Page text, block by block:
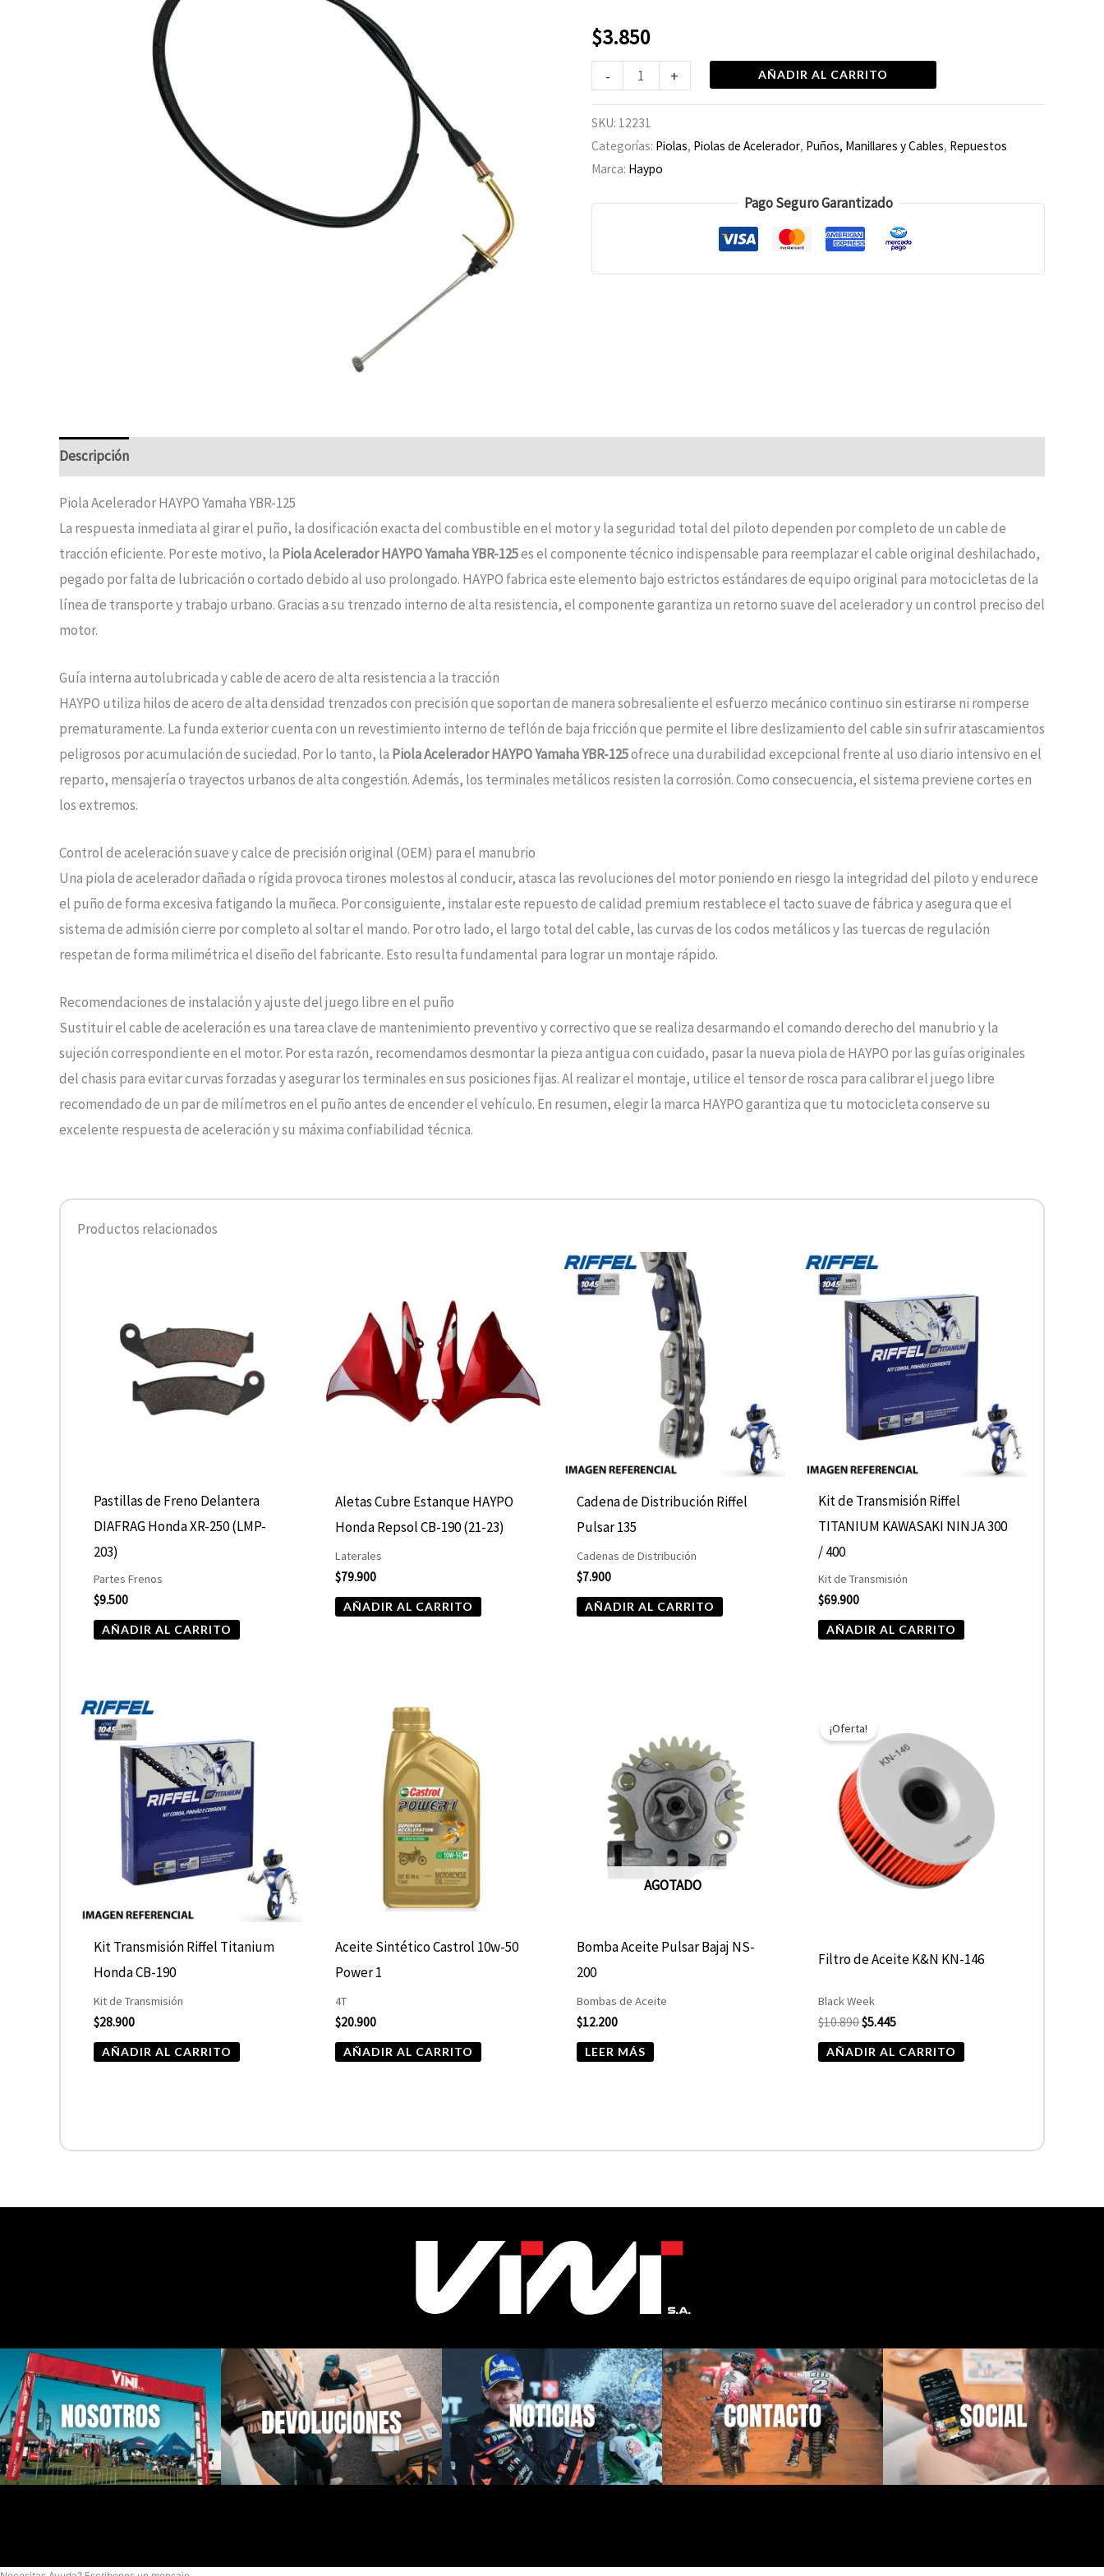
$3.850
-
125
cantidad
+ AÑADIR AL CARRITO
SKU: 12231
Categorías: Piolas, Piolas de Acelerador, Puños, Manillares y Cables, Repuestos
Marca: Haypo
Pago Seguro Garantizado
Descripción
Piola Acelerador HAYPO Yamaha YBR-125
La respuesta inmediata al girar el puño, la dosificación exacta del combustible en el motor y la seguridad total del piloto dependen por completo de un cable de
tracción eficiente. Por este motivo, la Piola Acelerador HAYPO Yamaha YBR-125es el componente técnico indispensable para reemplazar el cable original deshilachado,
pegado por falta de lubricación o cortado debido al uso prolongado. HAYPO fabrica este elemento bajo estrictos estándares de equipo original para motocicletas de la
línea de transporte y trabajo urbano. Gracias a su trenzado interno de alta resistencia, el componente garantiza un retorno suave del acelerador y un control preciso del
motor.
Guía interna autolubricada y cable de acero de alta resistencia a la tracción
HAYPO utiliza hilos de acero de alta densidad trenzados con precisión que soportan de manera sobresaliente el esfuerzo mecánico continuo sin estirarse ni romperse
prematuramente. La funda exterior cuenta con un revestimiento interno de teflón de baja fricción que permite el libre deslizamiento del cable sin sufrir atascamientos
peligrosos por acumulación de suciedad. Por lo tanto, la Piola Acelerador HAYPO Yamaha YBR-125ofrece una durabilidad excepcional frente al uso diario intensivo en el
reparto, mensajería o trayectos urbanos de alta congestión. Además, los terminales metálicos resisten la corrosión. Como consecuencia, el sistema previene cortes en
los extremos.
Control de aceleración suave y calce de precisión original (OEM) para el manubrio
Una piola de acelerador dañada o rígida provoca tirones molestos al conducir, atasca las revoluciones del motor poniendo en riesgo la integridad del piloto y endurece
el puño de forma excesiva fatigando la muñeca. Por consiguiente, instalar este repuesto de calidad premium restablece el tacto suave de fábrica y asegura que el
sistema de admisión cierre por completo al soltar el mando. Por otro lado, el largo total del cable, las curvas de los codos metálicos y las tuercas de regulación
respetan de forma milimétrica el diseño del fabricante. Esto resulta fundamental para lograr un montaje rápido.
Recomendaciones de instalación y ajuste del juego libre en el puño
Sustituir el cable de aceleración es una tarea clave de mantenimiento preventivo y correctivo que se realiza desarmando el comando derecho del manubrio y la
sujeción correspondiente en el motor. Por esta razón, recomendamos desmontar la pieza antigua con cuidado, pasar la nueva piola de HAYPO por las guías originales
del chasis para evitar curvas forzadas y asegurar los terminales en sus posiciones fijas. Al realizar el montaje, utilice el tensor de rosca para calibrar el juego libre
recomendado de un par de milímetros en el puño antes de encender el vehículo. En resumen, elegir la marca HAYPO garantiza que tu motocicleta conserve su
excelente respuesta de aceleración y su máxima confiabilidad técnica.
Productos relacionados
Pastillas de Freno Delantera
DIAFRAG Honda XR-250 (LMP-
203)
Partes Frenos
$9.500
AÑADIR AL CARRITO
Aletas Cubre Estanque HAYPO
Honda Repsol CB-190 (21-23)
Laterales
$79.900
AÑADIR AL CARRITO
Cadena de Distribución Riffel
Pulsar 135
Cadenas de Distribución
$7.900
AÑADIR AL CARRITO
Kit de Transmisión Riffel
TITANIUM KAWASAKI NINJA 300
/ 400
Kit de Transmisión
$69.900
AÑADIR AL CARRITO
Kit Transmisión Riffel Titanium
Honda CB-190
Kit de Transmisión
$28.900
AÑADIR AL CARRITO
Aceite Sintético Castrol 10w-50
Power 1
4T
$20.900
AÑADIR AL CARRITO
AGOTADO
Bomba Aceite Pulsar Bajaj NS-
200
Bombas de Aceite
$12.200
LEER MÁS
¡Oferta!
Filtro de Aceite K&N KN-146
Black Week
$10.890
original
era:
$10.890.
$5.445
actual
es:
$5.445.
AÑADIR AL CARRITO